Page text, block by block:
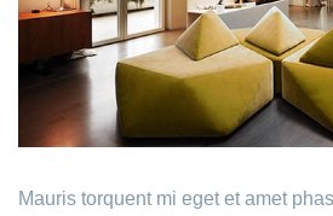
Mauris torquent mi eget et amet